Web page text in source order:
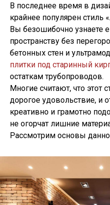
В последнее время в
крайнее популярен стиль
Вы безошибочно узнаете
пространству без
бетонных стен и
плитки под старинный
остаткам трубопроводов.
Многие считают, что этот
дорогое удовольствие, и
креативно и грамотно
не огорчат лишние
Рассмотрим основы